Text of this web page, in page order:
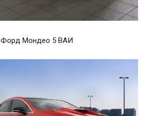
Форд Мондео 5 ВАИ